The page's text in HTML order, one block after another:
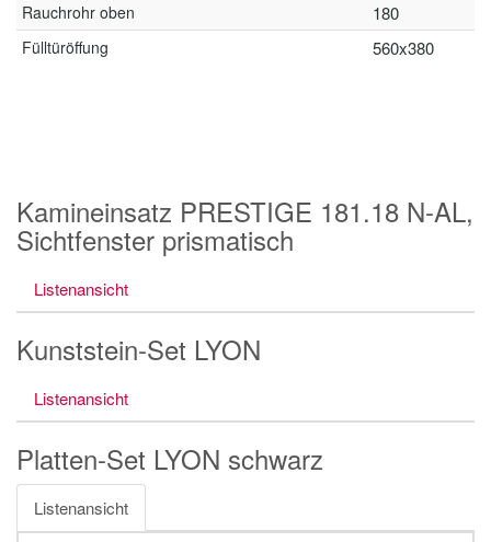
Rauchrohr oben 180
Fülltüröffung 560x380
Kamineinsatz PRESTIGE 181.18 N-AL,
Sichtfenster prismatisch
Listenansicht
Kunststein-Set LYON
Listenansicht
Platten-Set LYON schwarz
Listenansicht